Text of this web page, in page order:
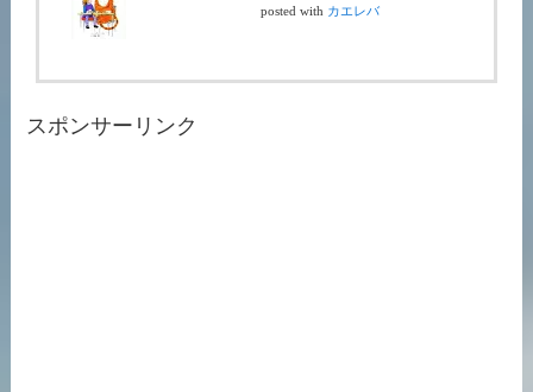
posted with カエレバ
スポンサーリンク